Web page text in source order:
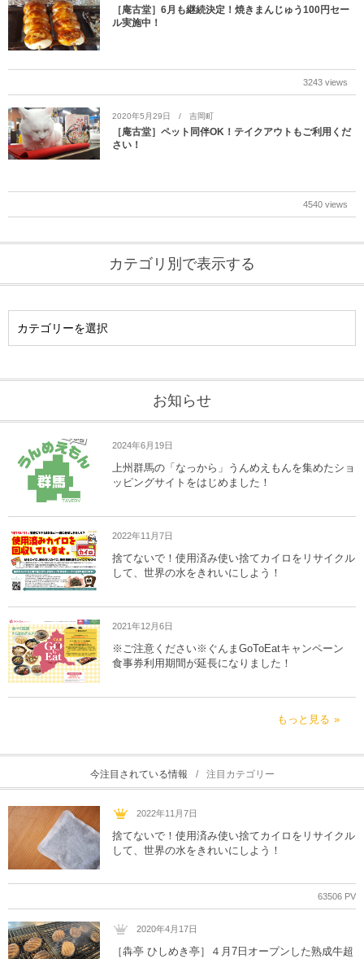
［庵古堂］6月も継続決定！焼きまんじゅう100円セー
ル実施中！
3243 views
2020年5月29日 吉岡町
［庵古堂］ペット同伴OK！テイクアウトもご利用くだ
さい！
4540 views
カテゴリ別で表示する
お知らせ
2024年6月19日
上州群馬の「なっから」うんめえもんを集めたショ
ッピングサイトをはじめました！
2022年11月7日
捨てないで！使用済み使い捨てカイロをリサイクル
して、世界の水をきれいにしよう！
2021年12月6日
※ご注意ください※ぐんまGoToEatキャンペーン
食事券利用期間が延長になりました！
もっと見る
今注目されている情報 注目カテゴリー
2022年11月7日
捨てないで！使用済み使い捨てカイロをリサイクル
して、世界の水をきれいにしよう！
63506 PV
2020年4月17日
［犇亭 ひしめき亭］４月7日オープンした熟成牛超